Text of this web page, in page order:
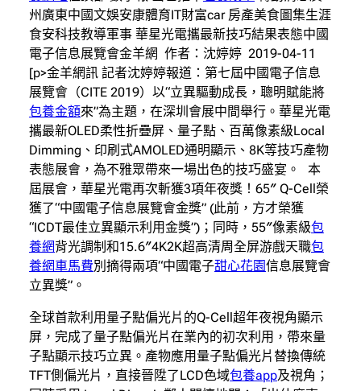
州廣東中國文娛安康體育IT財富car 房產美食圖集生涯
食安科技教導軍事 華星光電攜最新技巧結果表態中國
電子信息展覽會金羊網 作者：沈婷婷 2019-04-11
[p>金羊網訊 記者沈婷婷報道：第七屆中國電子信息
展覽會（CITE 2019）以“立異驅動成長，聰明賦能將
包養金額來”為主題，在深圳會展中間舉行。華星光電
攜最新OLED柔性折疊屏、量子點、百萬像素級Local
Dimming、印刷式AMOLED通明顯示、8K等技巧產物
表態展會，為不雅眾帶來一場出色的技巧盛宴。 本
屆展會，華星光電再次斬獲3項年夜獎！65″ Q-Cell榮
獲了“中國電子信息展覽會金獎” (此前，方才榮獲
“ICDT最佳立異顯示利用金獎”)；同時，55″像素級包
養網背光調制和15.6″4K2K超高清周全屏游戲天職包
養網車馬費別摘得兩項“中國電子甜心花園信息展覽會
立異獎”。
全球首款利用量子點偏光片的Q-Cell超年夜視角顯示
屏，完成了量子點偏光片在業內的初次利用，帶來量
子點顯示技巧立異。產物應用量子點偏光片替換傳統
TFT側偏光片，直接晉陞了LCD色域包養app及視角；